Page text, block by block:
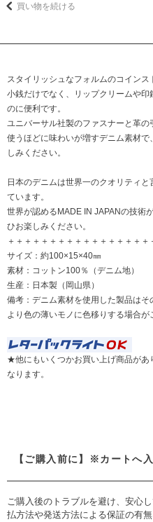
買い物を続ける
スタイリッシュなフォルムのコインス
小銭だけでなく、リップクリームや
のに便利です。
ユニバーサル社製のファスナーと革の
使うほどに味わいが増すデニム素材
しみください。
日本のデニムは世界一のクオリティ
ています。
世界が認めるMADE IN JAPANの技術
ひお楽しみください。
＋＋＋＋＋＋＋＋＋＋＋＋＋＋＋＋＋
サイズ：約100×15×40㎜
素材：コットン100％（デニム地）
生産：日本製（岡山県）
備考：デニム素材を使用した製品は
より色の薄いモノに色移りする場合が
★他にもいくつかお買い上げ商品があ
なります。
【ご購入前に】※カートへ
ご購入後のトラブルを避け、安心
払方法や発送方法による保証の有